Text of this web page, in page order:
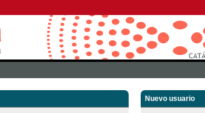
Nuevo usuario